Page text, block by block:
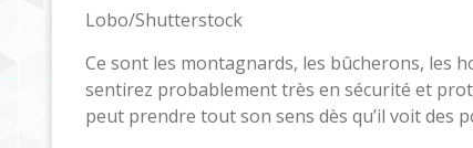
Lobo/Shutterstock
Ce sont les montagnards, les bûcherons, les
sentirez probablement très en sécurité et
peut prendre tout son sens dès qu’il voit des